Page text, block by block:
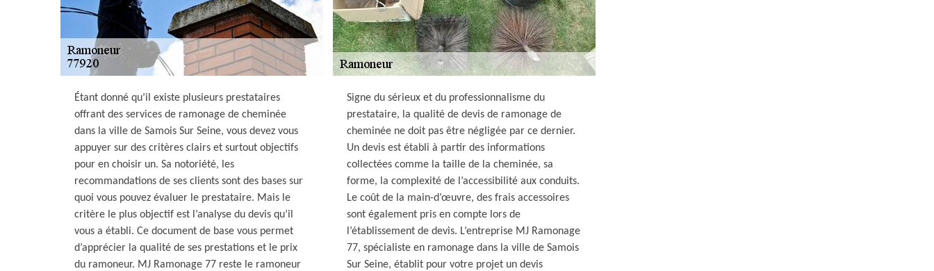
Étant donné qu’il existe plusieurs prestataires
offrant des services de ramonage de cheminée
dans la ville de Samois Sur Seine, vous devez vous
appuyer sur des critères clairs et surtout objectifs
pour en choisir un. Sa notoriété, les
recommandations de ses clients sont des bases sur
quoi vous pouvez évaluer le prestataire. Mais le
critère le plus objectif est l’analyse du devis qu’il
vous a établi. Ce document de base vous permet
d’apprécier la qualité de ses prestations et le prix
du ramoneur. MJ Ramonage 77 reste le ramoneur
Signe du sérieux et du professionnalisme du
prestataire, la qualité de devis de ramonage de
cheminée ne doit pas être négligée par ce dernier.
Un devis est établi à partir des informations
collectées comme la taille de la cheminée, sa
forme, la complexité de l’accessibilité aux conduits.
Le coût de la main-d’œuvre, des frais accessoires
sont également pris en compte lors de
l’établissement de devis. L’entreprise MJ Ramonage
77, spécialiste en ramonage dans la ville de Samois
Sur Seine, établit pour votre projet un devis